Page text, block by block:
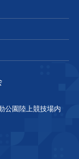
公園陸上競技場内